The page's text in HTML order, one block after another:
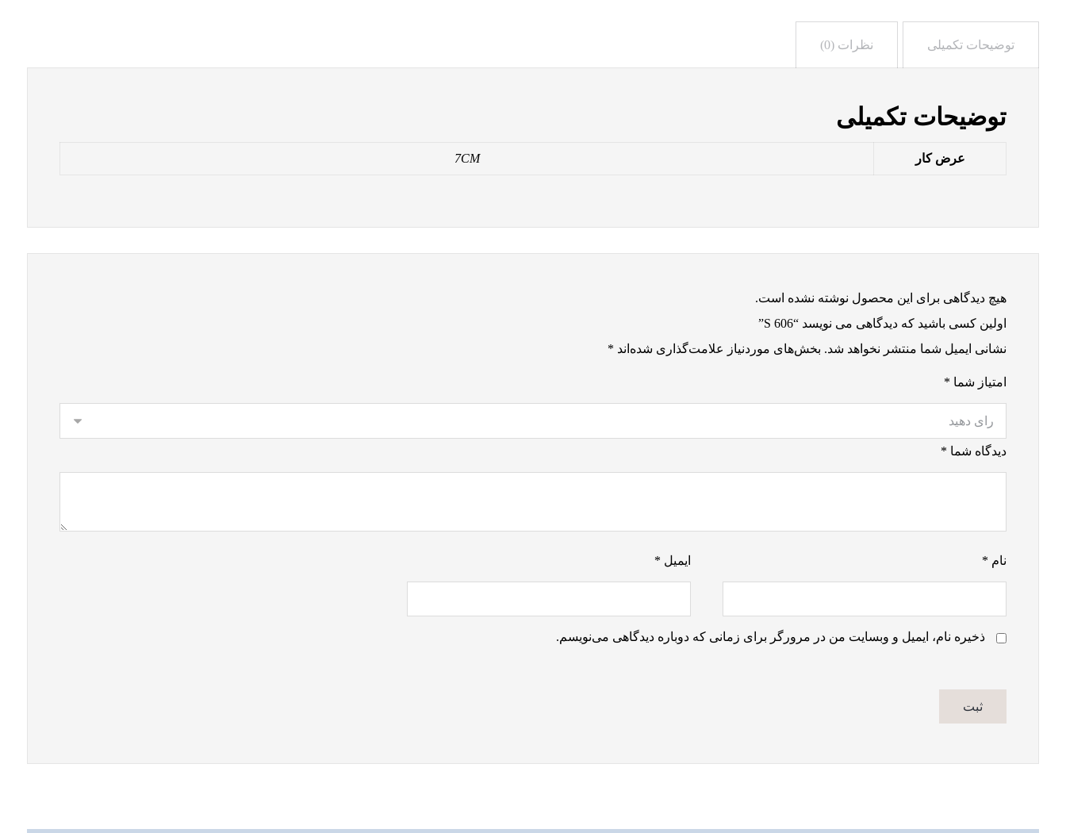
توضیحات تکمیلی نظرات (0)
توضیحات تکمیلی
عرض کار 7CM
هیچ دیدگاهی برای این محصول نوشته نشده است.
اولین کسی باشید که دیدگاهی می نویسد “S 606”
نشانی ایمیل شما منتشر نخواهد شد. بخش‌های موردنیاز علامت‌گذاری شده‌اند *
امتیاز شما *
دیدگاه شما *
نام * ایمیل *
ذخیره نام، ایمیل و وبسایت من در مرورگر برای زمانی که دوباره دیدگاهی می‌نویسم.